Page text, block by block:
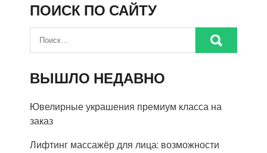
ПОИСК ПО САЙТУ
ВЫШЛО НЕДАВНО
Ювелирные украшения премиум класса на
заказ
Лифтинг массажёр для лица: возможности